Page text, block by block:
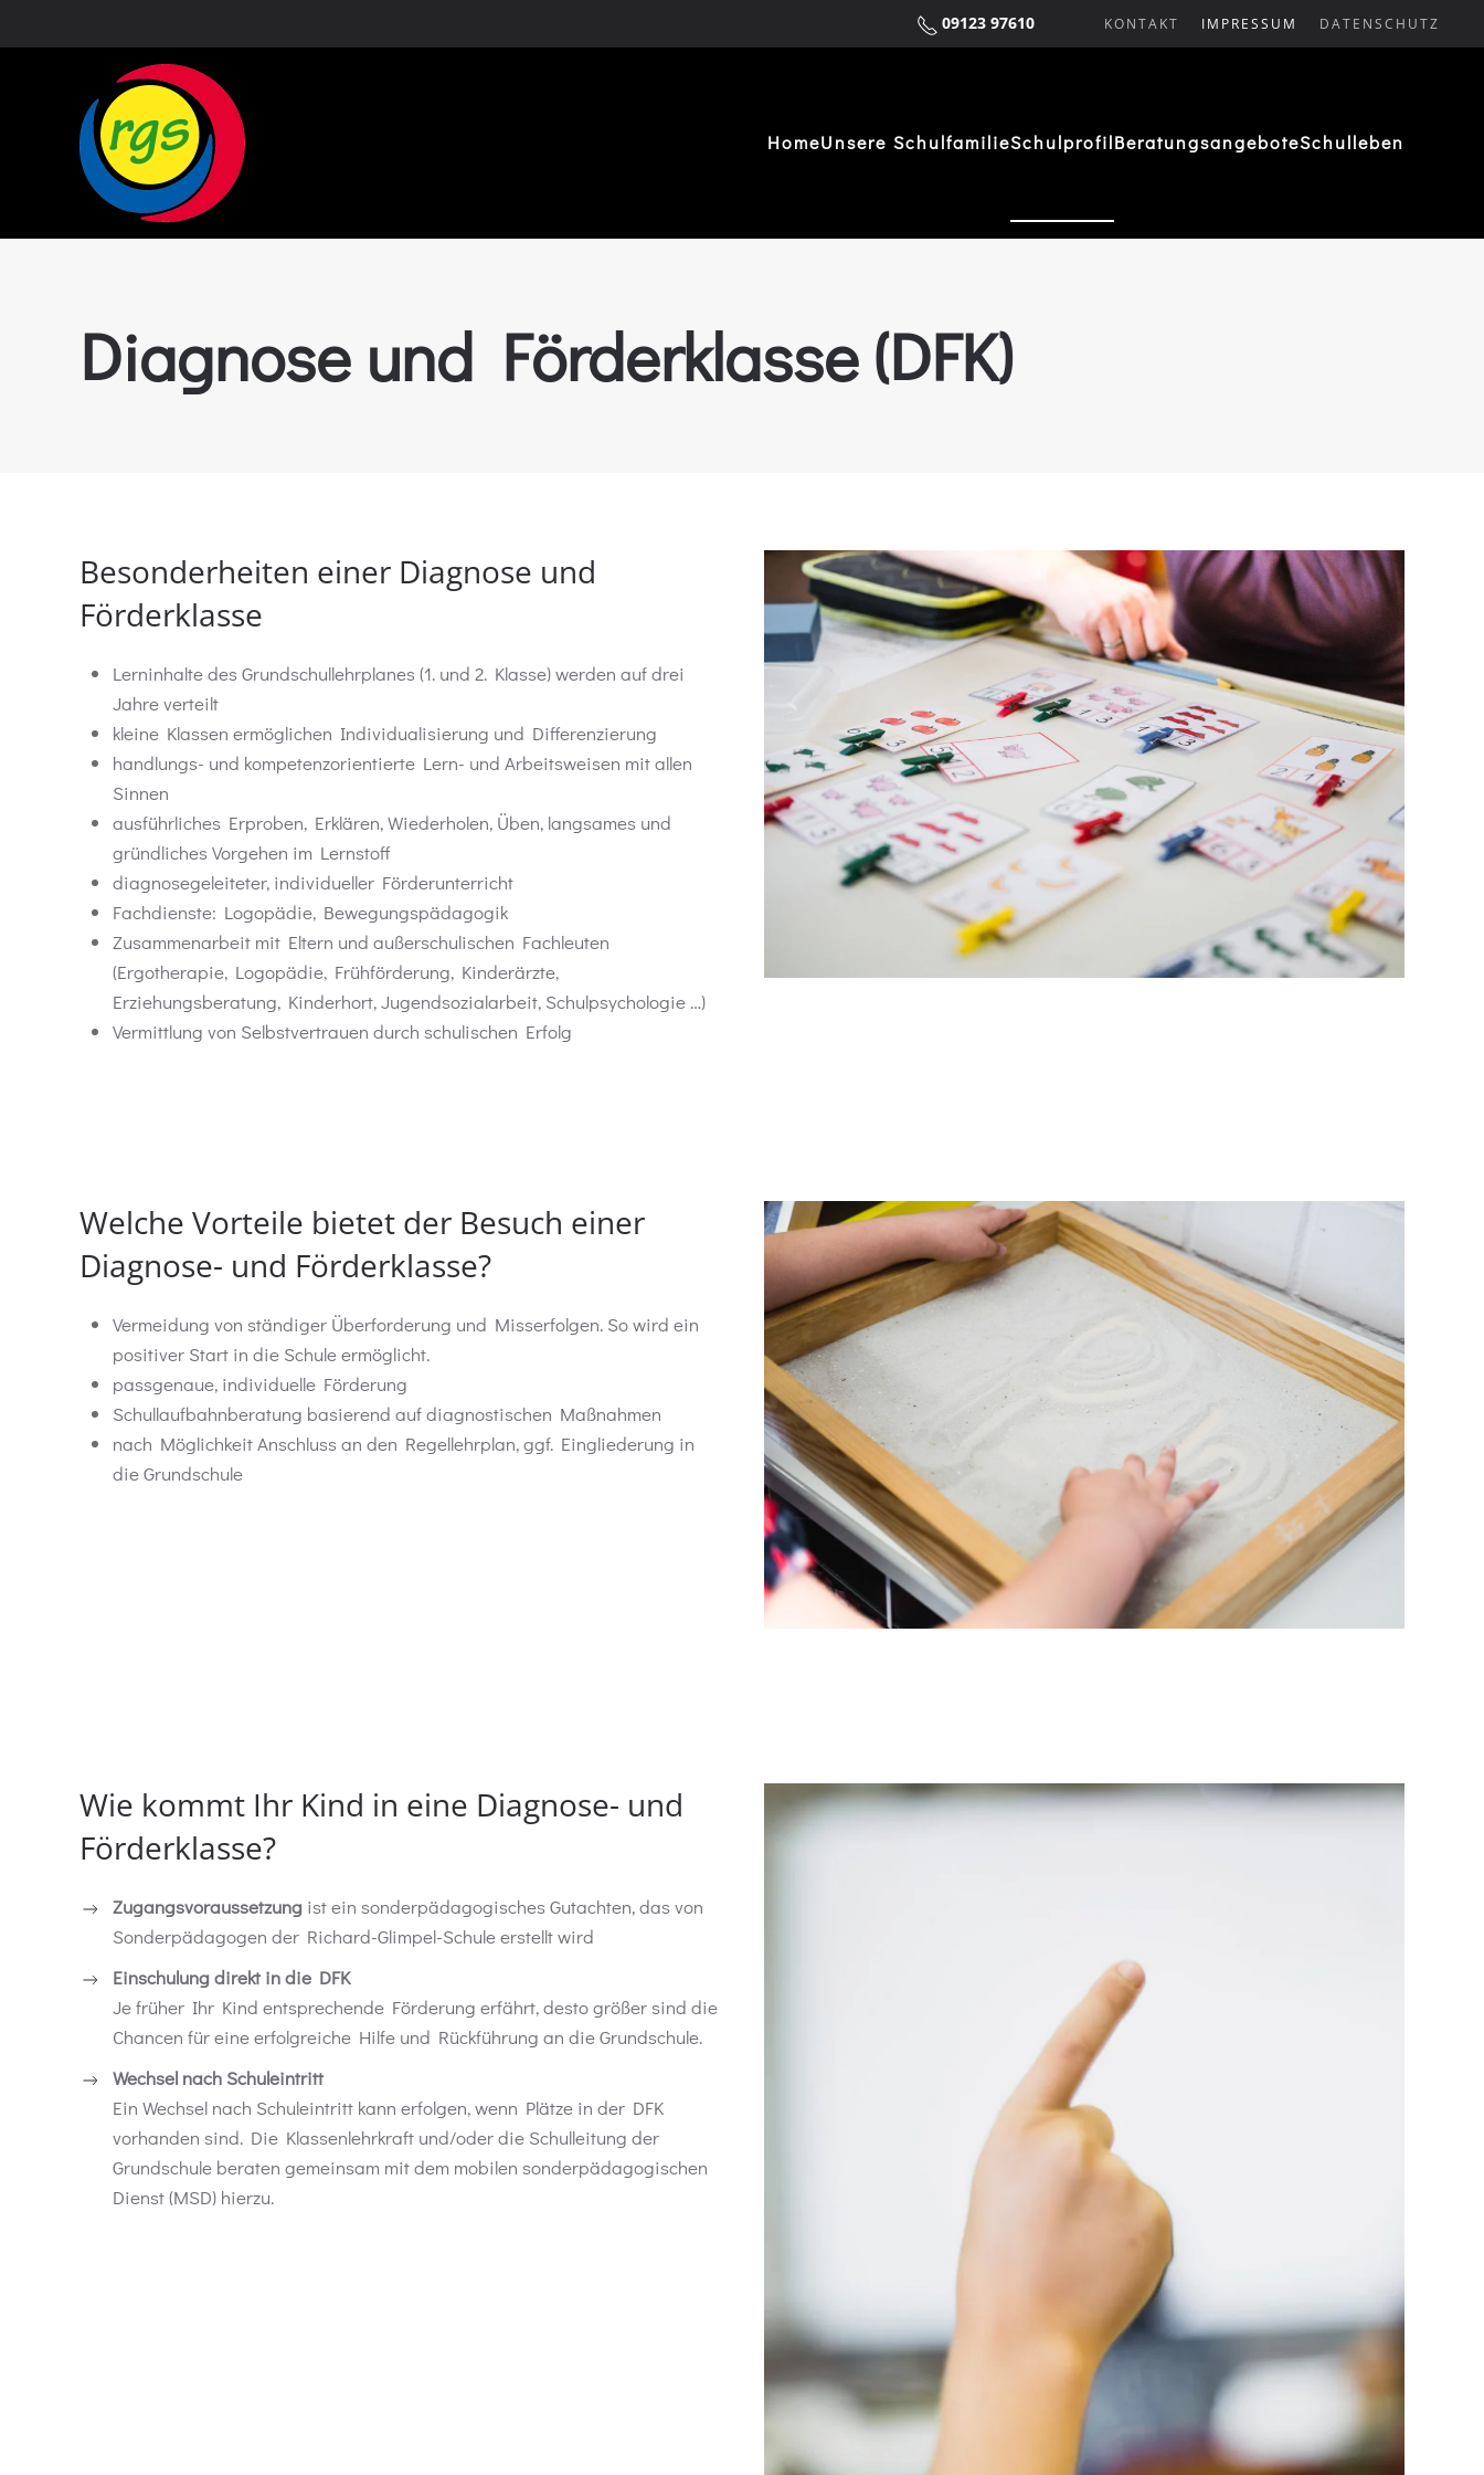
Zum Hauptinhalt springen
09123 97610 KONTAKT IMPRESSUM DATENSCHUTZ
HomeUnsere SchulfamilieSchulprofilBeratungsangeboteSchulleben
Diagnose und Förderklasse (DFK)
Besonderheiten einer Diagnose und
Förderklasse
Lerninhalte des Grundschullehrplanes (1. und 2. Klasse) werden auf drei
Jahre verteilt
kleine Klassen ermöglichen Individualisierung und Differenzierung
handlungs- und kompetenzorientierte Lern- und Arbeitsweisen mit allen
Sinnen
ausführliches Erproben, Erklären, Wiederholen, Üben, langsames und
gründliches Vorgehen im Lernstoff
diagnosegeleiteter, individueller Förderunterricht
Fachdienste: Logopädie, Bewegungspädagogik
Zusammenarbeit mit Eltern und außerschulischen Fachleuten
(Ergotherapie, Logopädie, Frühförderung, Kinderärzte,
Erziehungsberatung, Kinderhort, Jugendsozialarbeit, Schulpsychologie …)
Vermittlung von Selbstvertrauen durch schulischen Erfolg
Welche Vorteile bietet der Besuch einer
Diagnose- und Förderklasse?
Vermeidung von ständiger Überforderung und Misserfolgen. So wird ein
positiver Start in die Schule ermöglicht.
passgenaue, individuelle Förderung
Schullaufbahnberatung basierend auf diagnostischen Maßnahmen
nach Möglichkeit Anschluss an den Regellehrplan, ggf. Eingliederung in
die Grundschule
Wie kommt Ihr Kind in eine Diagnose- und
Förderklasse?
Zugangsvoraussetzung ist ein sonderpädagogisches Gutachten, das von
Sonderpädagogen der Richard-Glimpel-Schule erstellt wird
Einschulung direkt in die DFK
Je früher Ihr Kind entsprechende Förderung erfährt, desto größer sind die
Chancen für eine erfolgreiche Hilfe und Rückführung an die Grundschule.
Wechsel nach Schuleintritt
Ein Wechsel nach Schuleintritt kann erfolgen, wenn Plätze in der DFK
vorhanden sind. Die Klassenlehrkraft und/oder die Schulleitung der
Grundschule beraten gemeinsam mit dem mobilen sonderpädagogischen
Dienst (MSD) hierzu.